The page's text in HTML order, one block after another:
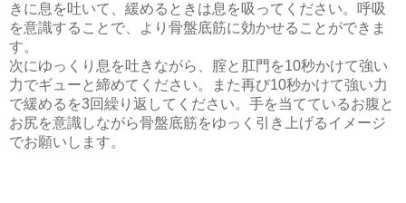
きに息を吐いて、緩めるときは息を吸ってください。呼吸
を意識することで、より骨盤底筋に効かせることができま
す。
次にゆっくり息を吐きながら、腟と肛門を10秒かけて強い
力でギューと締めてください。また再び10秒かけて強い力
で緩めるを3回繰り返してください。手を当てているお腹と
お尻を意識しながら骨盤底筋をゆっく引き上げるイメージ
でお願いします。